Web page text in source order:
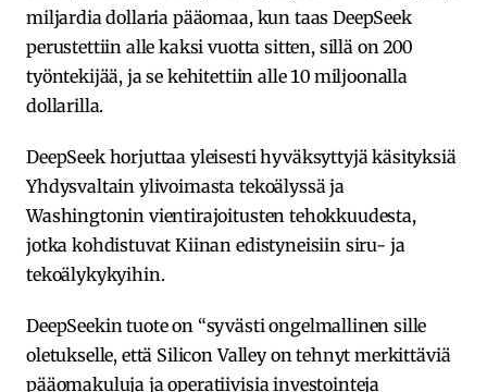
miljardia dollaria pääomaa, kun taas DeepSeek
perustettiin alle kaksi vuotta sitten, sillä on 200
työntekijää, ja se kehitettiin alle 10 miljoonalla
dollarilla.
DeepSeek horjuttaa yleisesti hyväksyttyjä käsityksiä
Yhdysvaltain ylivoimasta tekoälyssä ja
Washingtonin vientirajoitusten tehokkuudesta,
jotka kohdistuvat Kiinan edistyneisiin siru- ja
tekoälykykyihin.
DeepSeekin tuote on “syvästi ongelmallinen sille
oletukselle, että Silicon Valley on tehnyt merkittäviä
pääomakuluja ja operatiivisia investointeja